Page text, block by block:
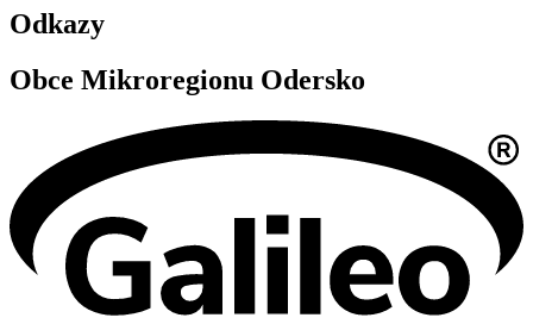
Odkazy
Obce Mikroregionu Odersko